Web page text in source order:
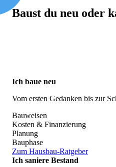
Baust du neu oder
Ich baue neu
Vom ersten Gedanken bis zur
Bauweisen
Kosten & Finanzierung
Planung
Bauphase
Zum Hausbau-Ratgeber
Ich saniere Bestand